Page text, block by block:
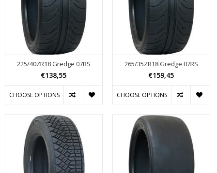
225/40ZR18 Gredge 07RS
€138,55
CHOOSE OPTIONS
265/35ZR18 Gredge 07RS
€159,45
CHOOSE OPTIONS